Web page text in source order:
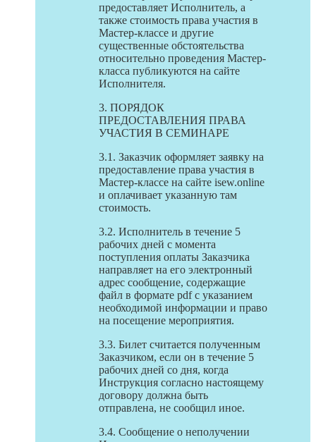
предоставляет Исполнитель, а
также стоимость права участия в
Мастер-классе и другие
существенные обстоятельства
относительно проведения Мастер-
класса публикуются на сайте
Исполнителя.
3. ПОРЯДОК
ПРЕДОСТАВЛЕНИЯ ПРАВА
УЧАСТИЯ В СЕМИНАРЕ
3.1. Заказчик оформляет заявку на
предоставление права участия в
Мастер-классе на сайте isew.online
и оплачивает указанную там
стоимость.
3.2. Исполнитель в течение 5
рабочих дней с момента
поступления оплаты Заказчика
направляет на его электронный
адрес сообщение, содержащие
файл в формате pdf с указанием
необходимой информации и право
на посещение мероприятия.
3.3. Билет считается полученным
Заказчиком, если он в течение 5
рабочих дней со дня, когда
Инструкция согласно настоящему
договору должна быть
отправлена, не сообщил иное.
3.4. Сообщение о неполучении